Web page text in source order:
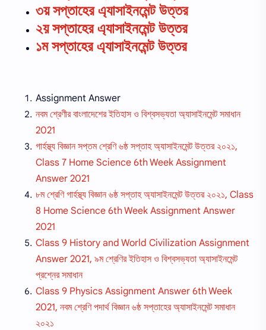
৩য় সপ্তাহের এ্যাসাইনমেন্ট উত্তর
২য় সপ্তাহের এ্যাসাইনমেন্ট উত্তর
১ম সপ্তাহের এ্যাসাইনমেন্ট উত্তর
Assignment Answer
নবম শ্রেণীর বাংলাদেশের ইতিহাস ও বিশ্বসভ্যতা অ্যাসাইনমেন্ট সমাধান
2021
গার্হস্থ্য বিজ্ঞান সপ্তম শ্রেণি ৬ষ্ঠ সপ্তাহ অ্যাসাইনমেন্ট উত্তর ২০২১,
Class 7 Home Science 6th Week Assignment
Answer 2021
৮ম শ্রেণি গার্হস্থ্য বিজ্ঞান ৬ষ্ঠ সপ্তাহ অ্যাসাইনমেন্ট উত্তর ২০২১, Class
8 Home Science 6th Week Assignment Answer
2021
Class 9 History and World Civilization Assignment
Answer 2021, ৯ম শ্রেণির ইতিহাস ও বিশ্বসভ্যতা অ্যাসাইনমেন্ট
প্রশ্নের সমাধান
Class 9 Physics Assignment Answer 6th Week
2021, নবম শ্রেণি পদার্থ বিজ্ঞান ৬ষ্ঠ সপ্তাহের অ্যাসাইনমেন্ট সমাধান
২০২১